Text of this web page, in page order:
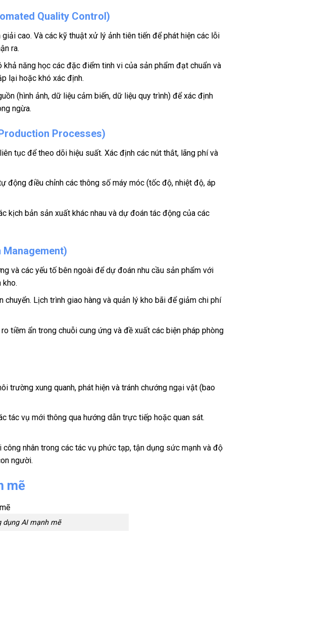
Quality Control)
cao. Và các kỹ thuật xử lý ảnh tiên tiến để phát hiện các lỗi
ra.
năng học các đặc điểm tinh vi của sản phẩm đạt chuẩn và
lại hoặc khó xác định.
(hình ảnh, dữ liệu cảm biến, dữ liệu quy trình) để xác định
ngừa.
Processes)
tục để theo dõi hiệu suất. Xác định các nút thắt, lãng phí và
động điều chỉnh các thông số máy móc (tốc độ, nhiệt độ, áp
kịch bản sản xuất khác nhau và dự đoán tác động của các
Management)
và các yếu tố bên ngoài để dự đoán nhu cầu sản phẩm với
kho.
Lịch trình giao hàng và quản lý kho bãi để giảm chi phí
tiềm ẩn trong chuỗi cung ứng và đề xuất các biện pháp phòng
trường xung quanh, phát hiện và tránh chướng ngại vật (bao
tác vụ mới thông qua hướng dẫn trực tiếp hoặc quan sát.
nhân trong các tác vụ phức tạp, tận dụng sức mạnh và độ
người.
mẽ
dụng AI mạnh mẽ